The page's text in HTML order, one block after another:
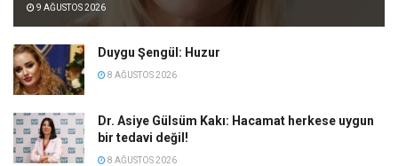
9 AĞUSTOS 2026
Duygu Şengül: Huzur
8 AĞUSTOS 2026
Dr. Asiye Gülsüm Kakı: Hacamat herkese uygun
bir tedavi değil!
8 AĞUSTOS 2026